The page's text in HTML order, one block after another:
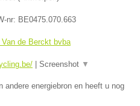
nr: BE0475.070.663
de Berckt bvba
| Screenshot ▼
andere energiebron en heeft u nog